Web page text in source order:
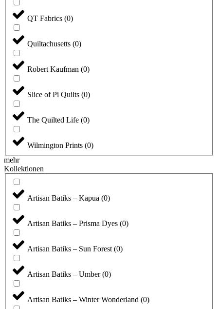
QT Fabrics (0)
Quiltachusetts (0)
Robert Kaufman (0)
Slice of Pi Quilts (0)
The Quilted Life (0)
Wilmington Prints (0)
mehr
Kollektionen
Artisan Batiks – Kapua (0)
Artisan Batiks – Prisma Dyes (0)
Artisan Batiks – Sun Forest (0)
Artisan Batiks – Umber (0)
Artisan Batiks – Winter Wonderland (0)